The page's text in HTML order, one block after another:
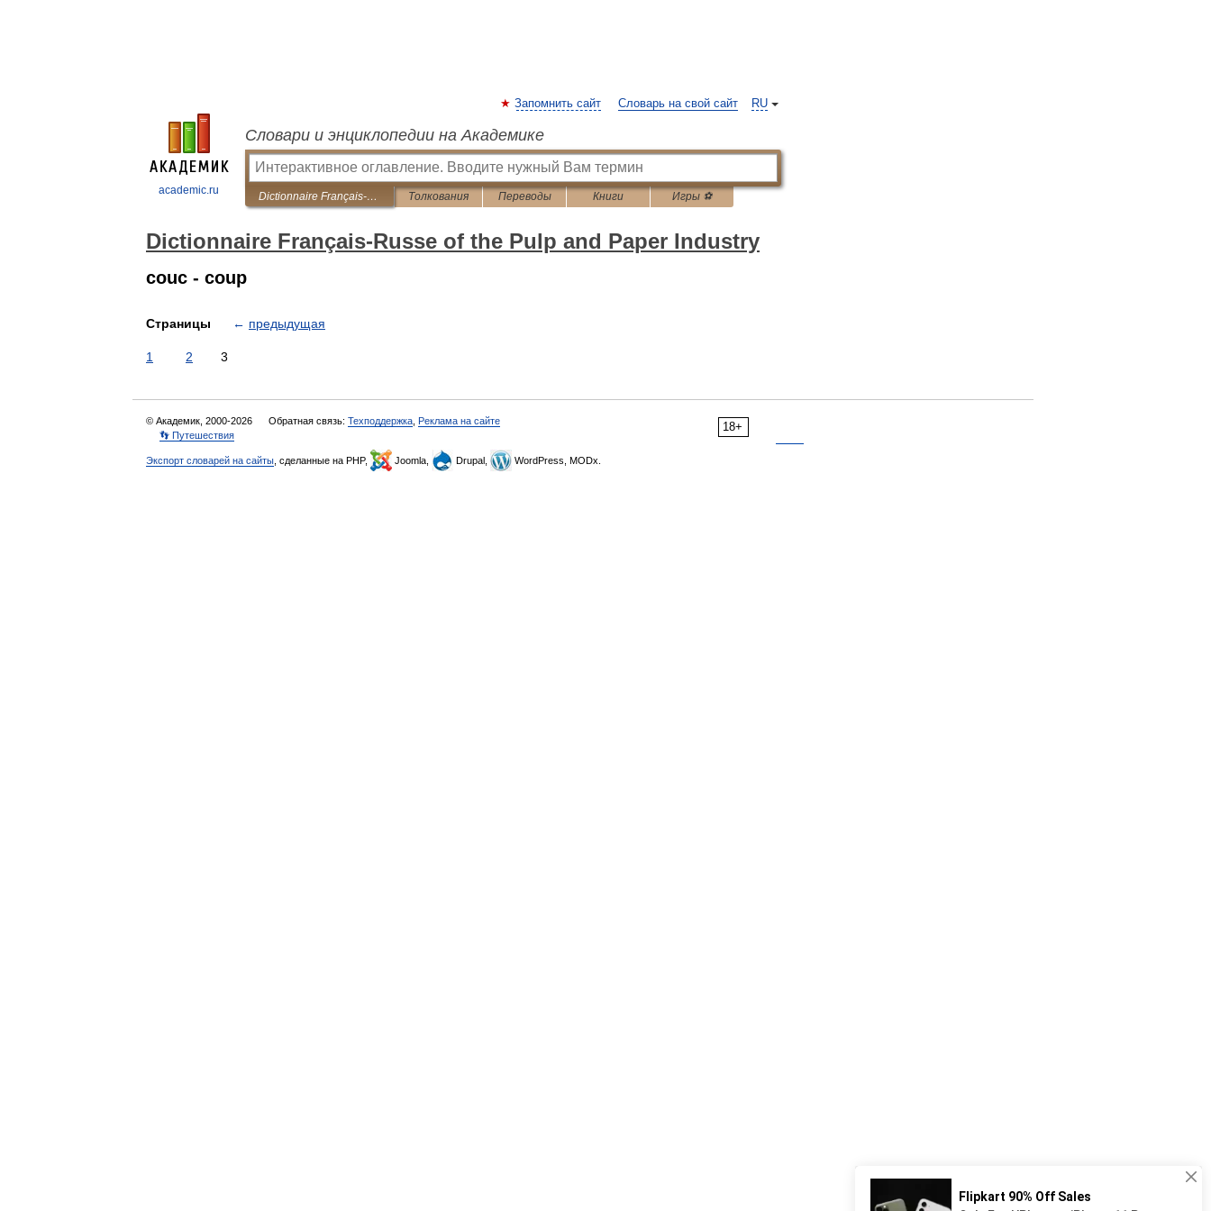
academic.ru
RU
Запомнить сайт Словарь на свой сайт
Словари и энциклопедии на Академике
Dictionnaire Français-Russe of the Pulp and Paper Industry Толкования Переводы Книги Игры ⚽
Dictionnaire Français-Russe of the Pulp and Paper Industry
couc - coup
Страницы ← предыдущая
1 2 3
18+
© Академик, 2000-2026 Обратная связь: Техподдержка Реклама на сайте
👣 Путешествия
Экспорт словарей на сайты , сделанные на PHP, Joomla, Drupal, WordPress, MODx.